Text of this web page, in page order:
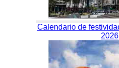
Calendario de
2026